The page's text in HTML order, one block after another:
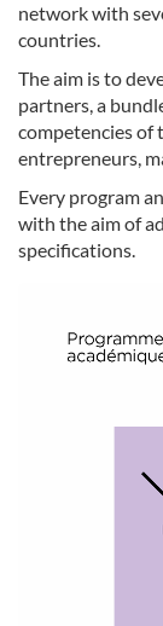
network with
countries.
The aim is to
partners, a
competencies of
entrepreneurs,
Every program
with the aim of
specifications.